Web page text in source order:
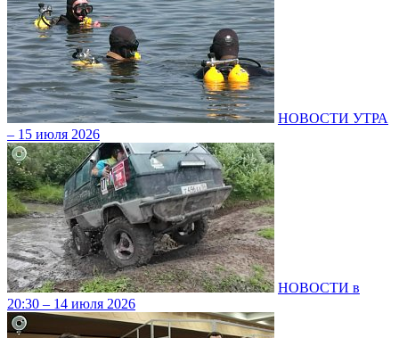
НОВОСТИ УТРА
– 15 июля 2026
НОВОСТИ в
20:30 – 14 июля 2026